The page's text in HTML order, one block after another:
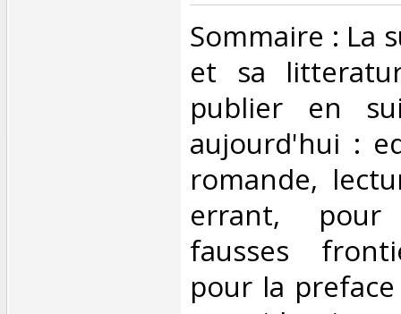
‎Sommaire : La
et sa
publier en
aujourd'hui :
romande,
errant,
fausses
pour la